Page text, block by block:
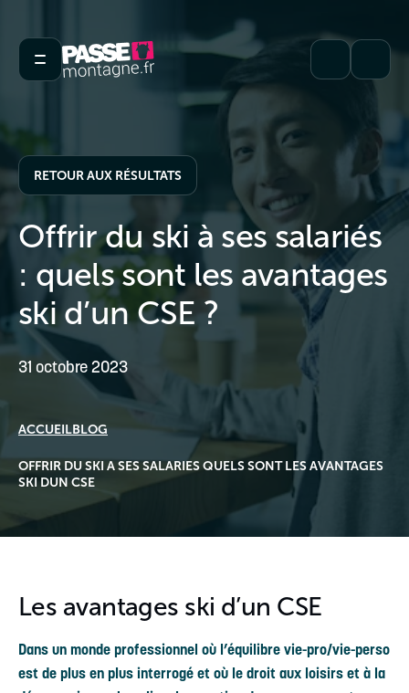
RETOUR AUX RÉSULTATS
Offrir du ski à ses salariés
: quels sont les avantages
ski d’un CSE ?
31 octobre 2023
ACCUEILBLOG
OFFRIR DU SKI A SES SALARIES QUELS SONT LES AVANTAGES
SKI DUN CSE
Les avantages ski d’un CSE
Dans un monde professionnel où l’équilibre vie-pro/vie-perso
est de plus en plus interrogé et où le droit aux loisirs et à la